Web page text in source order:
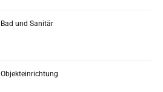
Bad und Sanitär
Objekteinrichtung